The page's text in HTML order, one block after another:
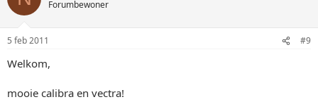
Forumbewoner
5 feb 2011 #9
Welkom,
mooie calibra en vectra!